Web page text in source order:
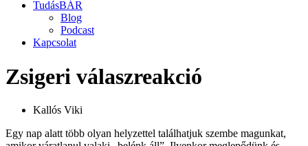
TudásBÁR
Blog
Podcast
Kapcsolat
Zsigeri válaszreakció
Kallós Viki
Egy nap alatt több olyan helyzettel találhatjuk szembe magunkat,